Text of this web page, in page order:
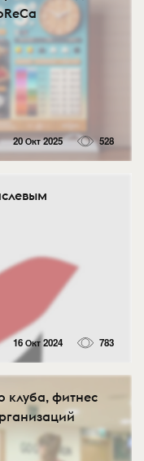
20 Окт 2025 528
16 Окт 2024 783
клуба, фитнес